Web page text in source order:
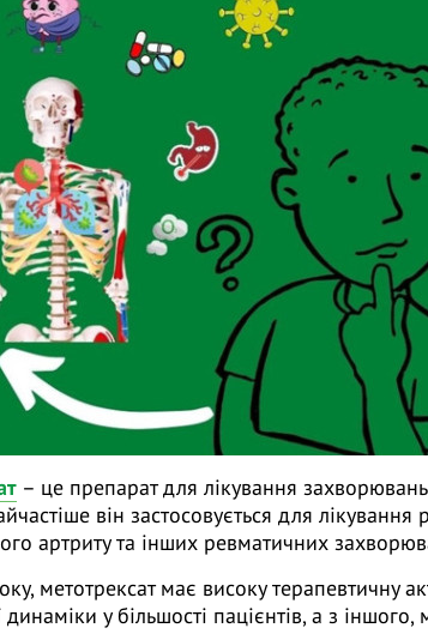
– це препарат для лікування
він застосовується для лікування
артриту та інших ревматичних
метотрексат має високу терапевтичну
динаміки у більшості пацієнтів, а з